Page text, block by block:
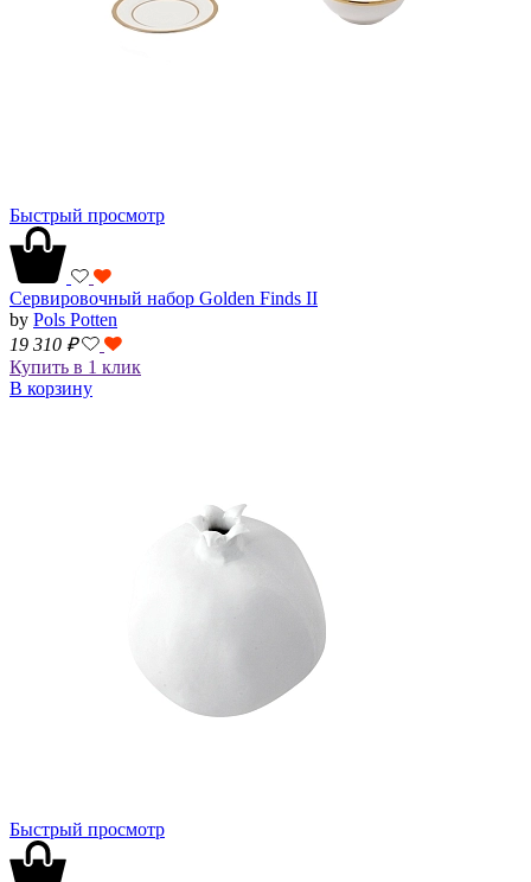
Быстрый просмотр
Сервировочный набор Golden Finds II
by Pols Potten
19 310 ₽
Купить в 1 клик
В корзину
Быстрый просмотр